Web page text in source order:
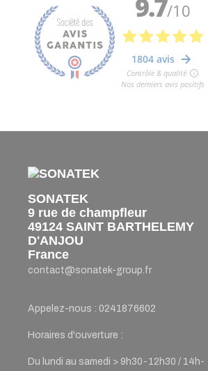
SONATEK
9 rue de champfleur
49124 SAINT BARTHELEMY
D'ANJOU
France
contact@sonatek-group.fr
Appelez-nous : 0241876602
Horaires d'ouverture :
Du lundi au samedi > 9h30-12h30 / 14h-